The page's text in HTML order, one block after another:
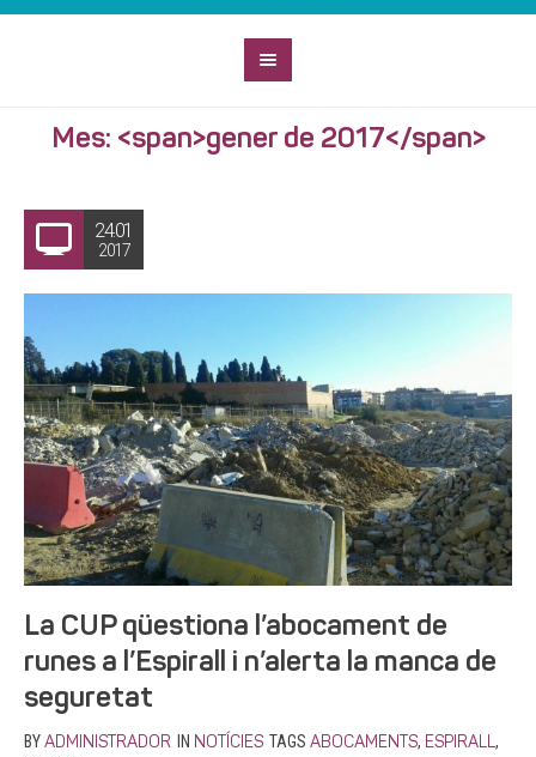
Mes: <span>gener de 2017</span>
24.01
2017
La CUP qüestiona l’abocament de
runes a l’Espirall i n’alerta la manca de
seguretat
BY ADMINISTRADOR IN NOTÍCIES TAGS ABOCAMENTS, ESPIRALL,